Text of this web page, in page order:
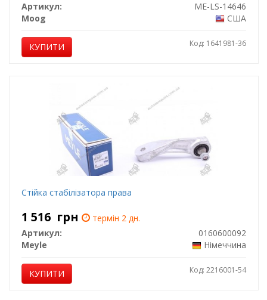
Артикул:
ME-LS-14646
Moog
США
КУПИТИ Код: 1641981-36
Стійка стабілізатора права
1 516 грн
термін 2 дн.
Артикул:
0160600092
Meyle
Німеччина
КУПИТИ Код: 2216001-54